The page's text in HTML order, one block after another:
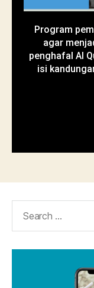
Program
agar
penghafal Al
isi